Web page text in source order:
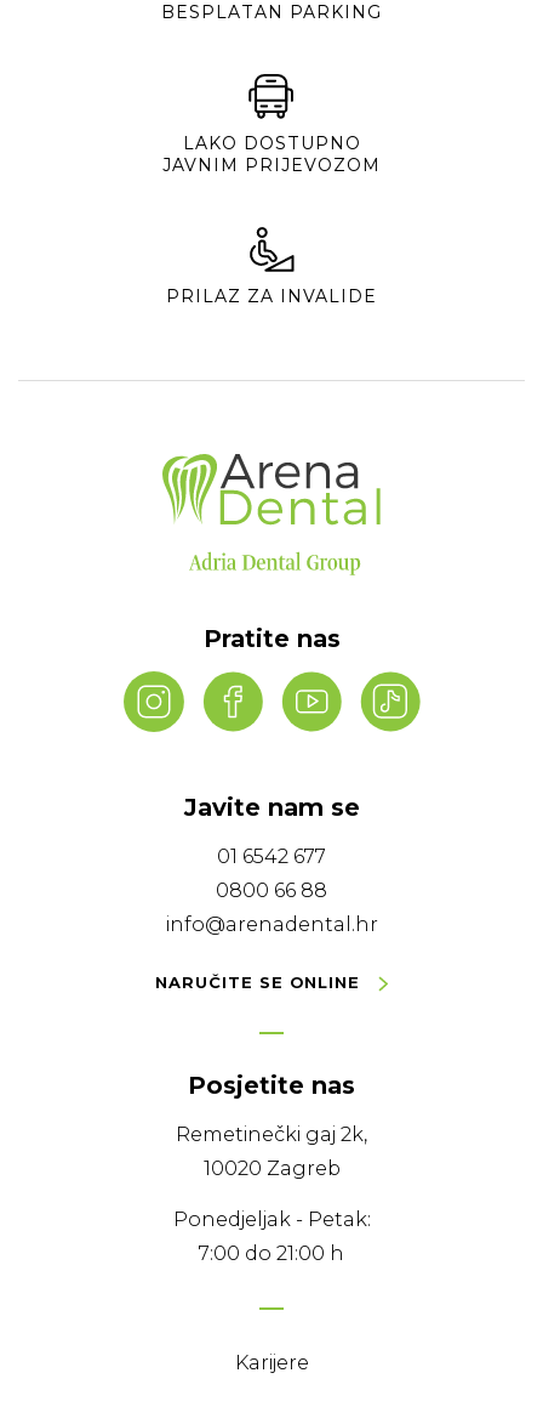
BESPLATAN PARKING
LAKO DOSTUPNO
JAVNIM PRIJEVOZOM
PRILAZ ZA INVALIDE
Javite nam se
01 6542 677
0800 66 88
info@arenadental.hr
NARUČITE SE ONLINE
Posjetite nas
Remetinečki gaj 2k,
10020 Zagreb
Ponedjeljak - Petak:
7:00 do 21:00 h
Pratite nas
Karijere